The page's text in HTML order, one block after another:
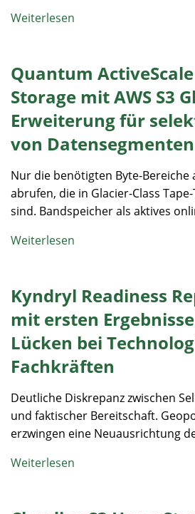
Weiterlesen
Quantum
Storage mit AWS S3
Erweiterung für
von Datensegmenten
Nur die benötigten Byte-Bereiche
abrufen, die in Glacier-Class
sind. Bandspeicher als aktives
Weiterlesen
Kyndryl Readiness
mit ersten
Lücken bei
Fachkräften
Deutliche Diskrepanz zwischen
und faktischer Bereitschaft.
erzwingen eine Neuausrichtung
Weiterlesen